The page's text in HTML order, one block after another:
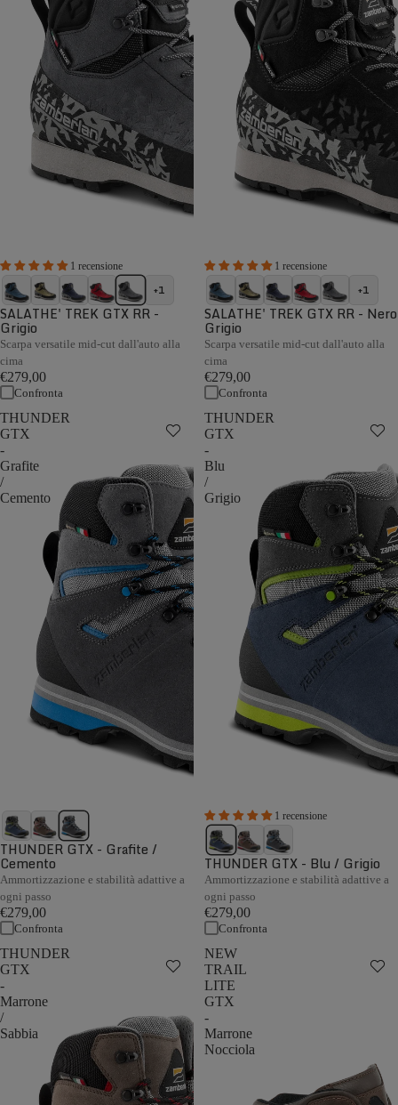
1 recensione
+1
SALATHE' TREK GTX RR -
Grigio
Scarpa versatile mid-cut dall'auto alla
cima
€279,00
Confronta
1 recensione
+1
SALATHE' TREK GTX RR - Nero
Grigio
Scarpa versatile mid-cut dall'auto alla
cima
€279,00
Confronta
THUNDER
GTX
-
Grafite
/
Cemento
THUNDER GTX - Grafite /
Cemento
Ammortizzazione e stabilità adattive a
ogni passo
€279,00
Confronta
THUNDER
GTX
-
Blu
/
Grigio
1 recensione
THUNDER GTX - Blu / Grigio
Ammortizzazione e stabilità adattive a
ogni passo
€279,00
Confronta
THUNDER
GTX
-
Marrone
/
Sabbia
NEW
TRAIL
LITE
GTX
-
Marrone
Nocciola